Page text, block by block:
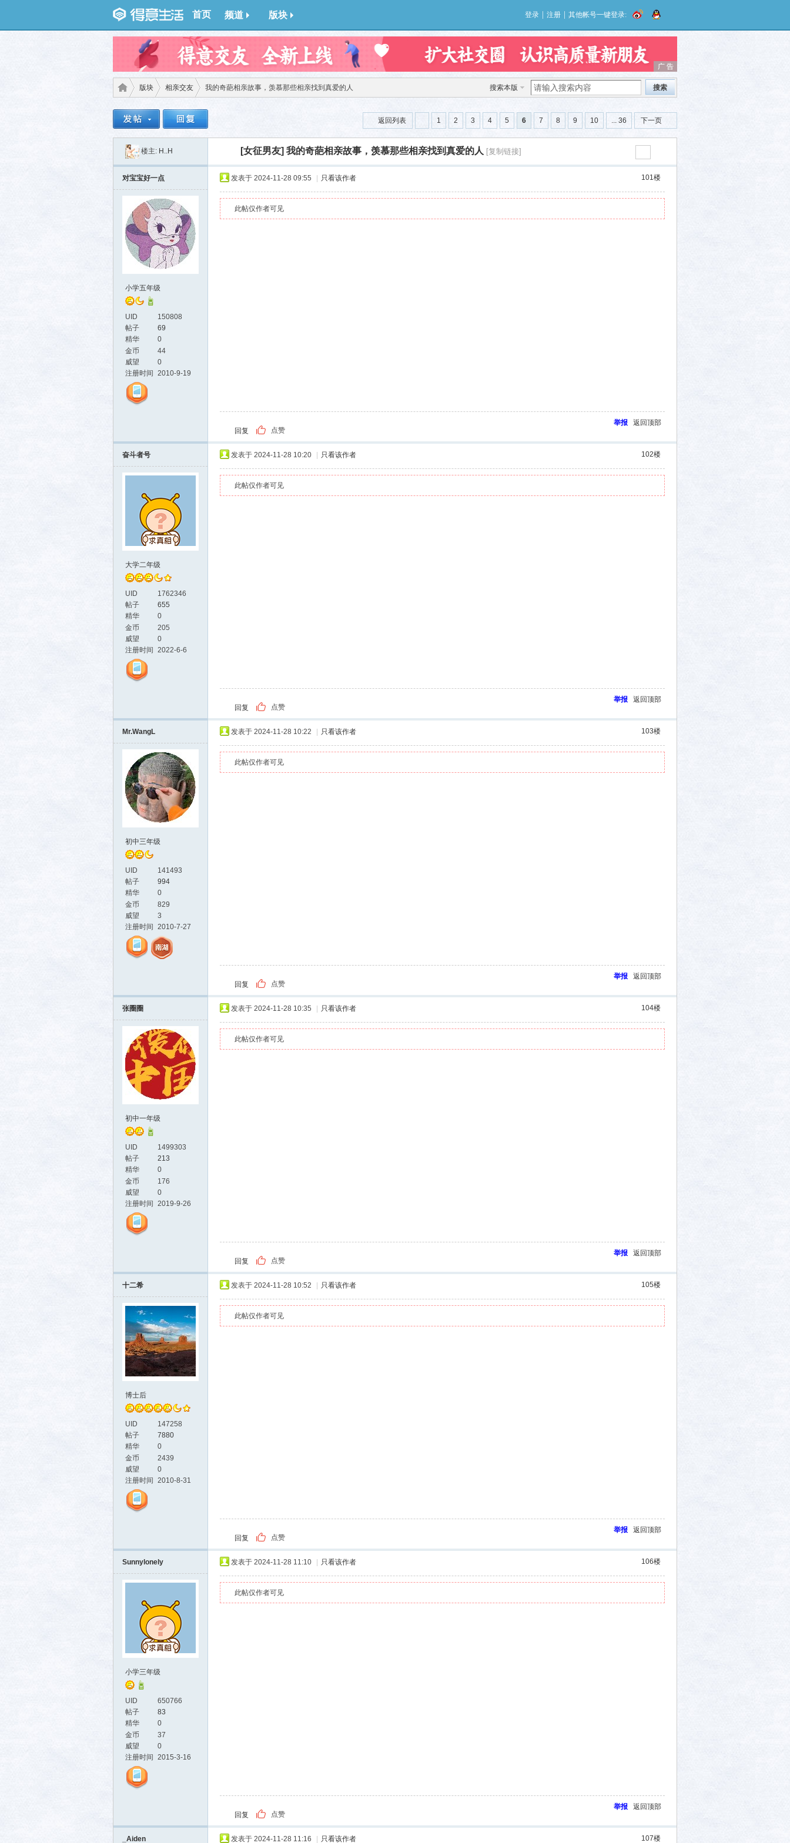
首页 频道 版块 登录 注册 其他帐号一键登录:
广 告
广 告
搜索本版 搜索
得意
生活
社区
›
版块
›
相亲交友
›
我的奇葩相亲故事，羡慕那些相亲找到真爱的人
1 2 3 4 5 6 7 8 9 10 ... 36 下一页
返回列表
楼主: H..H [女征男友] 我的奇葩相亲故事，羡慕那些相亲找到真爱的人 [复制链接]
对宝宝好一点
小学五年级
UID
150808
帖子
69
精华
0
金币
44
威望
0
注册时间
2010-9-19
101楼
发表于 2024-11-28 09:55 只看该作者
此帖仅作者可见
回复 点赞
举报 返回顶部
奋斗者号
大学二年级
UID
1762346
帖子
655
精华
0
金币
205
威望
0
注册时间
2022-6-6
102楼
发表于 2024-11-28 10:20 只看该作者
此帖仅作者可见
回复 点赞
举报 返回顶部
Mr.WangL
初中三年级
UID
141493
帖子
994
精华
0
金币
829
威望
3
注册时间
2010-7-27
103楼
发表于 2024-11-28 10:22 只看该作者
此帖仅作者可见
回复 点赞
举报 返回顶部
张圈圈
初中一年级
UID
1499303
帖子
213
精华
0
金币
176
威望
0
注册时间
2019-9-26
104楼
发表于 2024-11-28 10:35 只看该作者
此帖仅作者可见
回复 点赞
举报 返回顶部
十二希
博士后
UID
147258
帖子
7880
精华
0
金币
2439
威望
0
注册时间
2010-8-31
105楼
发表于 2024-11-28 10:52 只看该作者
此帖仅作者可见
回复 点赞
举报 返回顶部
Sunnylonely
小学三年级
UID
650766
帖子
83
精华
0
金币
37
威望
0
注册时间
2015-3-16
106楼
发表于 2024-11-28 11:10 只看该作者
此帖仅作者可见
回复 点赞
举报 返回顶部
_Aiden 107楼
发表于 2024-11-28 11:16 只看该作者